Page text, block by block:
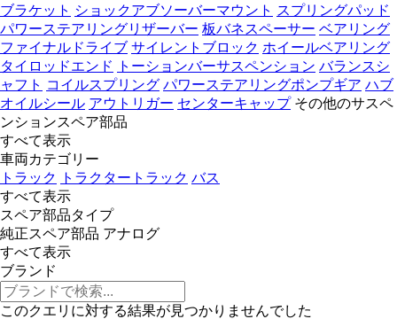
ブラケット ショックアブソーバーマウント スプリングパッド
パワーステアリングリザーバー 板バネスペーサー ベアリング
ファイナルドライブ サイレントブロック ホイールベアリング
タイロッドエンド
トーションバーサスペンション バランスシ
ャフト コイルスプリング パワーステアリングポンプギア ハブ
オイルシール アウトリガー センターキャップ その他のサスペ
ンションスペア部品
すべて表示
車両カテゴリー
トラック
トラクタートラック バス
すべて表示
スペア部品タイプ
純正スペア部品 アナログ
すべて表示
ブランド
このクエリに対する結果が見つかりませんでした